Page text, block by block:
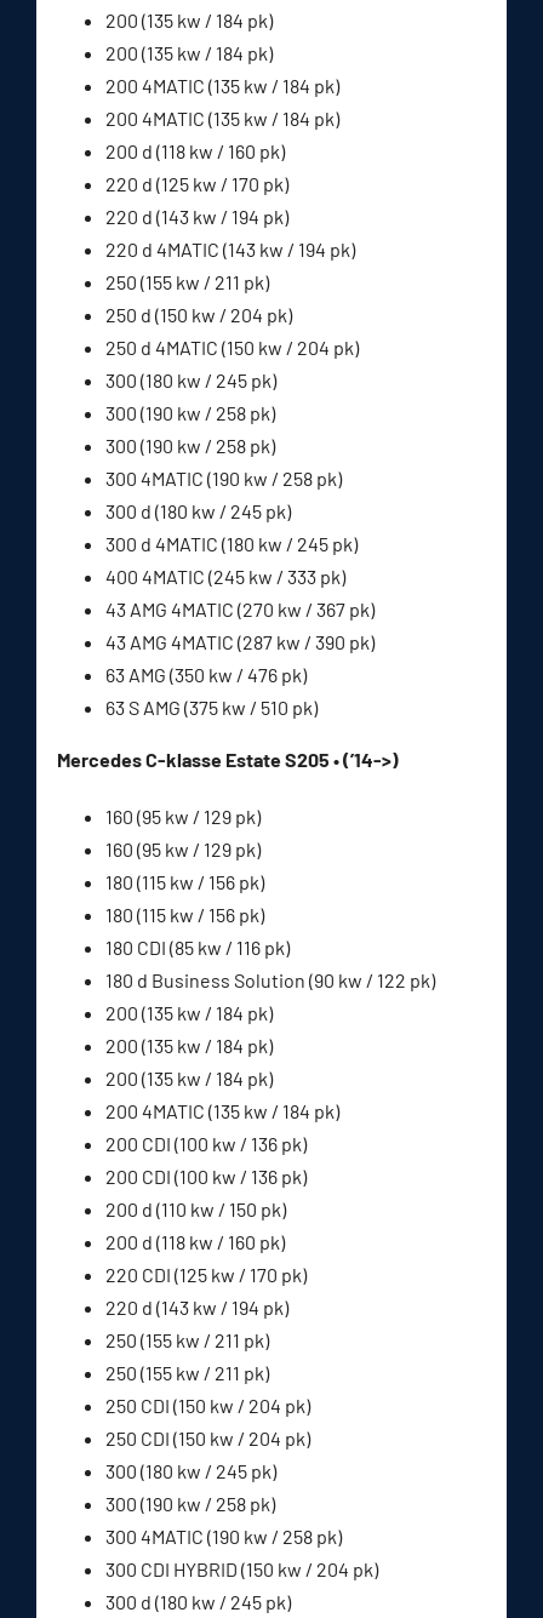
200 (135 kw / 184 pk)
200 (135 kw / 184 pk)
200 4MATIC (135 kw / 184 pk)
200 4MATIC (135 kw / 184 pk)
200 d (118 kw / 160 pk)
220 d (125 kw / 170 pk)
220 d (143 kw / 194 pk)
220 d 4MATIC (143 kw / 194 pk)
250 (155 kw / 211 pk)
250 d (150 kw / 204 pk)
250 d 4MATIC (150 kw / 204 pk)
300 (180 kw / 245 pk)
300 (190 kw / 258 pk)
300 (190 kw / 258 pk)
300 4MATIC (190 kw / 258 pk)
300 d (180 kw / 245 pk)
300 d 4MATIC (180 kw / 245 pk)
400 4MATIC (245 kw / 333 pk)
43 AMG 4MATIC (270 kw / 367 pk)
43 AMG 4MATIC (287 kw / 390 pk)
63 AMG (350 kw / 476 pk)
63 S AMG (375 kw / 510 pk)
Mercedes C-klasse Estate S205 • (’14->)
160 (95 kw / 129 pk)
160 (95 kw / 129 pk)
180 (115 kw / 156 pk)
180 (115 kw / 156 pk)
180 CDI (85 kw / 116 pk)
180 d Business Solution (90 kw / 122 pk)
200 (135 kw / 184 pk)
200 (135 kw / 184 pk)
200 (135 kw / 184 pk)
200 4MATIC (135 kw / 184 pk)
200 CDI (100 kw / 136 pk)
200 CDI (100 kw / 136 pk)
200 d (110 kw / 150 pk)
200 d (118 kw / 160 pk)
220 CDI (125 kw / 170 pk)
220 d (143 kw / 194 pk)
250 (155 kw / 211 pk)
250 (155 kw / 211 pk)
250 CDI (150 kw / 204 pk)
250 CDI (150 kw / 204 pk)
300 (180 kw / 245 pk)
300 (190 kw / 258 pk)
300 4MATIC (190 kw / 258 pk)
300 CDI HYBRID (150 kw / 204 pk)
300 d (180 kw / 245 pk)